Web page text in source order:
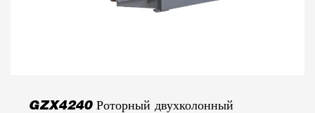
GZX4240 Роторный двухколонный